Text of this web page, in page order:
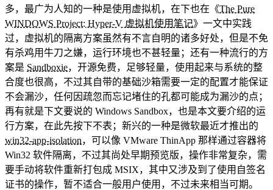
多，最广为人知的一种是使用虚拟机，在下也在《The Pure
WINDOWS Project: Hyper-V 虚拟机使用笔记》一文中实践
过，虚拟机的隔离方案虽然有不言自明的诸多好处，但是不免
有杀鸡用牛刀之嫌，运行环境也不甚轻量；还有一种流行的方
案是 Sandboxie，开源免费，足够轻量，使用起来与系统的整
合度也很高，不过其自带的基础沙箱需要一定的配置才能保证
不会漏沙，任何因疏忽而忘记堵住的孔都可能成为漏沙的点；
再有就是下文要说的 Windows Sandbox，也是本文要介绍的运
行方案，在此先按下不表；新兴的一种是微软最近才推出的
win32-app-isolation，可以像 VMware ThinApp 那样通过容器将
Win32 软件隔离，不过其尚处早期预览版，操作非常复杂，需
要手动将软件重新打包成 MSIX，其中又涉及到了使用自签名
证书的操作，暂不适合一般用户使用，不过未来相当可期。